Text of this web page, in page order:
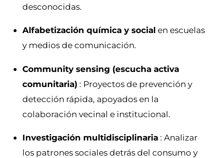
desconocidas.
Alfabetización química y social en escuelas
y medios de comunicación.
Community sensing (escucha activa
comunitaria) : Proyectos de prevención y
detección rápida, apoyados en la
colaboración vecinal e institucional.
Investigación multidisciplinaria : Analizar
los patrones sociales detrás del consumo y